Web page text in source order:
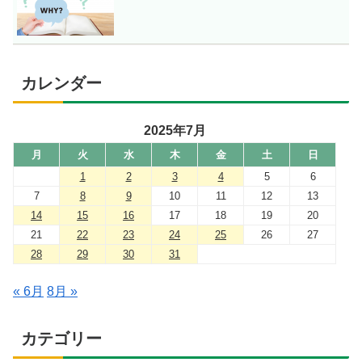
カレンダー
2025年7月
月 火 水 木 金 土
日
1
2 3 4 5
6
7
8 9 10 11 12
13
14
15 16 17 18 19
20
21
22 23 24 25 26
27
28
29 30 31
« 6月 8月 »
カテゴリー